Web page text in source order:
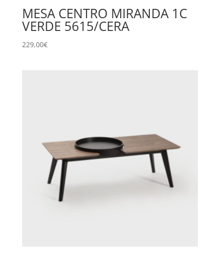
MESA CENTRO MIRANDA 1C
VERDE 5615/CERA
229,00€